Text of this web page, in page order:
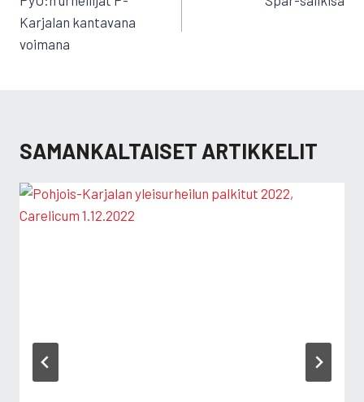
Karjalan kantavana
voimana
SAMANKALTAISET ARTIKKELIT